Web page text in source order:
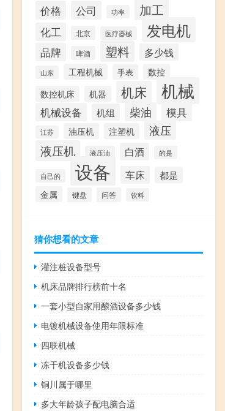
价格 公司 功率 加工
化工 北京 医疗器械 发电机
品牌 啤酒 塑料 多少钱
山东 工程机械 手表
数控
数控机床
机器 机床 机械
机械设备 机组 柴油 模具
江苏 油压机 注塑机 液压
液压机 液压油 白酒 的是
自己的 设备 车床 都是
金属 键盘 问答 饮料
猜你想看的文章
灌注桩设备型号
机床品牌排行榜前十名
一套小型自家用酿酒设备多少钱
电镀机械设备使用年限标准
四联机械
冻干机设备多少钱
铜川属于哪里
多大年龄孩子配电脑合适